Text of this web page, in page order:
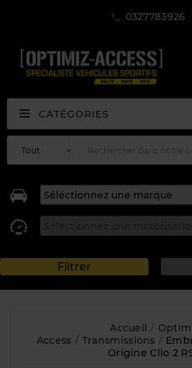
0327783926
CATÉGORIES
Accueil
Access
Transmissions
Origine Clio 2